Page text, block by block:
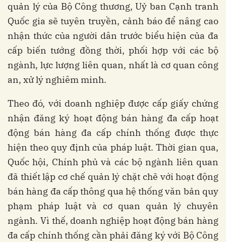
quản lý của Bộ Công thương, Uỷ ban Cạnh tranh
Quốc gia sẽ tuyên truyền, cảnh báo để nâng cao
nhận thức của người dân trước biểu hiện của đa
cấp biến tướng đồng thời, phối hợp với các bộ
ngành, lực lượng liên quan, nhất là cơ quan công
an, xử lý nghiêm minh.
Theo đó, với doanh nghiệp được cấp giấy chứng
nhận đăng ký hoạt động bán hàng đa cấp hoạt
động bán hàng đa cấp chính thống được thực
hiện theo quy định của pháp luật. Thời gian qua,
Quốc hội, Chính phủ và các bộ ngành liên quan
đã thiết lập cơ chế quản lý chặt chẽ với hoạt động
bán hàng đa cấp thông qua hệ thống văn bản quy
phạm pháp luật và cơ quan quản lý chuyên
ngành. Vì thế, doanh nghiệp hoạt động bán hàng
đa cấp chính thống cần phải đăng ký với Bộ Công